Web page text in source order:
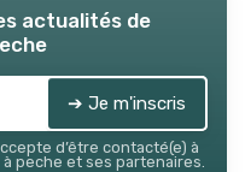
actualités de
➔ Je m'inscris
d’être contacté(e) à
peche et ses partenaires.